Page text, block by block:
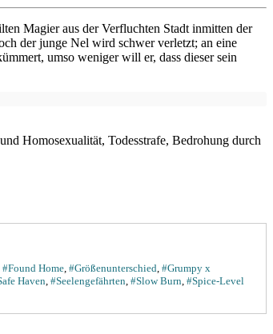
Magier aus der Verfluchten Stadt inmitten der
der junge Nel wird schwer verletzt; an eine
umso weniger will er, dass dieser sein
Homosexualität, Todesstrafe, Bedrohung durch
#Found Home,#Größenunterschied,#Grumpy x
Haven,#Seelengefährten,#Slow Burn,#Spice-Level